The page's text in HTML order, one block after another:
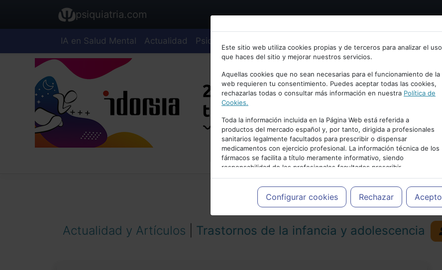
Bienvenid@ a psiquiatria.com
Escribe tu Email
Accede o regístrate con tu email.
Cancelar
psiquiatria.com
IA en Salud Mental Actualidad Psiquiatría
Este sitio web utiliza cookies propias y de terceros para analizar el uso
que haces del sitio y mejorar nuestros servicios.
Aquellas cookies que no sean necesarias para el funcionamiento de la
web requieren tu consentimiento. Puedes aceptar todas las cookies,
rechazarlas todas o consultar más información en nuestra Política de
Cookies.
Toda la información incluida en la Página Web está referida a
productos del mercado español y, por tanto, dirigida a profesionales
sanitarios legalmente facultados para prescribir o dispensar
medicamentos con ejercicio profesional. La información técnica de los
fármacos se facilita a título meramente informativo, siendo
responsabilidad de los profesionales facultados prescribir
medicamentos y decidir, en cada caso concreto, el tratamiento más
adecuado a las necesidades del paciente.
Configurar cookies Rechazar Acepto
PUBLICIDAD
Actualidad y Artículos Trastornos de la infancia y adolescencia